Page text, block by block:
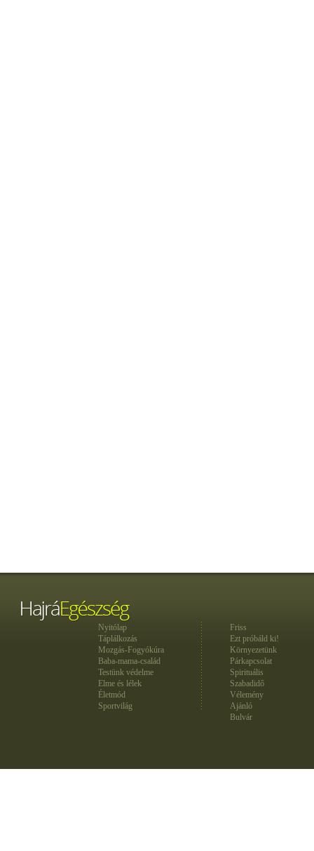
Nyitólap
Táplálkozás
Mozgás-Fogyókúra
Baba-mama-család
Testünk védelme
Elme és lélek
Életmód
Sportvilág
Friss
Ezt próbáld ki!
Környezetünk
Párkapcsolat
Spirituális
Szabadidő
Vélemény
Ajánló
Bulvár